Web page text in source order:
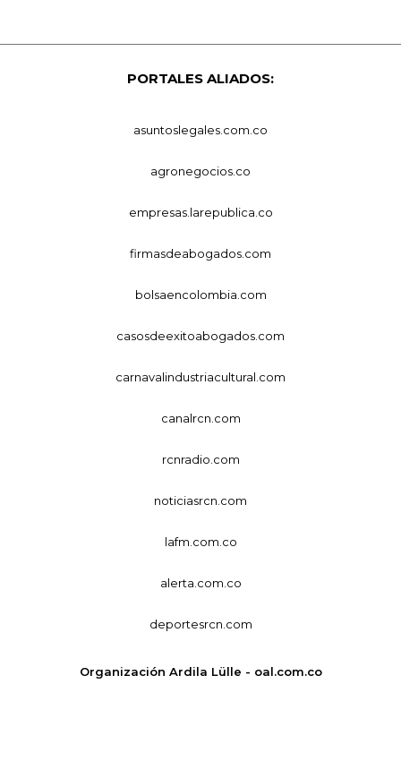
PORTALES ALIADOS:
asuntoslegales.com.co
agronegocios.co
empresas.larepublica.co
firmasdeabogados.com
bolsaencolombia.com
casosdeexitoabogados.com
carnavalindustriacultural.com
canalrcn.com
rcnradio.com
noticiasrcn.com
lafm.com.co
alerta.com.co
deportesrcn.com
Organización Ardila Lülle - oal.com.co